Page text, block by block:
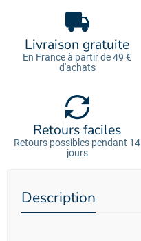
Livraison gratuite
En France à partir de 49 €
d'achats
Retours faciles
Retours possibles pendant 14
jours
Description